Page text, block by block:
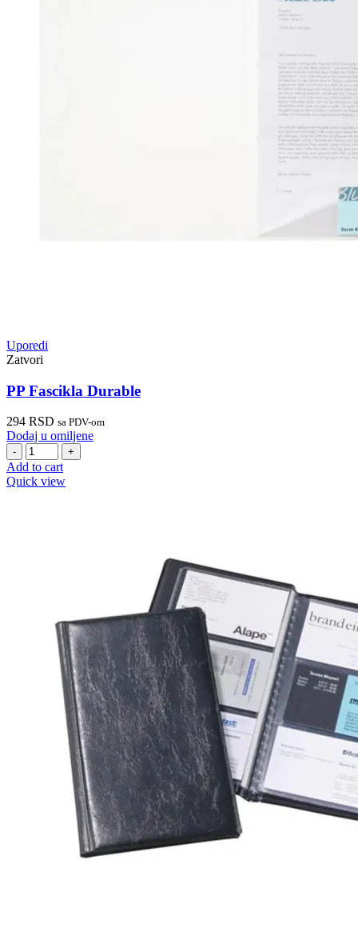
Uporedi
Zatvori
PP Fascikla Durable
294 RSD sa PDV-om
Dodaj u omiljene
PP
Fascikla
Durable
Add to cart
Quick view